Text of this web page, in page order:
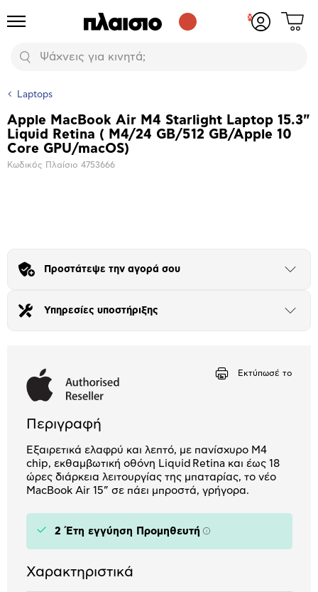
Προϊόντα
Αναζήτηση
Δες
Laptops
Βασικά
χαρακτηριστικά
Apple MacBook Air M4 Starlight Laptop 15.3"
Liquid Retina ( M4/24 GB/512 GB/Apple 10
Core GPU/macOS)
Κωδικός Πλαίσιο 4753666
Προστάτεψε την αγορά σου
Άνοιξε
Υπηρεσίες υποστήριξης
Άνοιξε
Εκτύπωσέ το
Περιγραφή
Εξαιρετικά ελαφρύ και λεπτό, με πανίσχυρο M4
chip, εκθαμβωτική οθόνη Liquid Retina και έως 18
ώρες διάρκεια λειτουργίας της μπαταρίας, το νέο
MacBook Air 15” σε πάει μπροστά, γρήγορα.
2 Έτη εγγύηση Προμηθευτή Πληροφορίες
Χαρακτηριστικά